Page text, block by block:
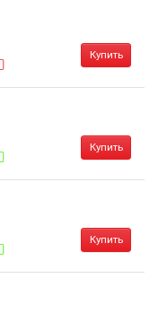
Купить
Купить
Купить